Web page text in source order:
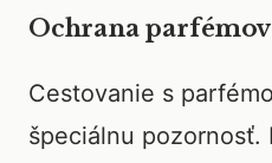
Ochrana parfémov
Cestovanie s
špeciálnu pozornosť.